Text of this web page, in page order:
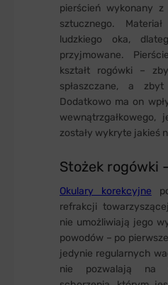
pierścień wykonany z
sztucznego.
ludzkiego oka,
przyjmowane.
kształt rogówki –
spłaszczane, a
Dodatkowo ma on
zostały wykryte jakieś
Stożek rogówki
Okulary korekcyjne
refrakcji
nie umożliwiają jego
powodów – po
jedynie regularnych
nie pozwalają na